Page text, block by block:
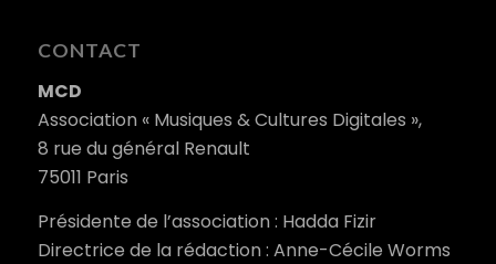
CONTACT
MCD
Association « Musiques & Cultures Digitales »,
8 rue du général Renault
75011 Paris
Présidente de l’association : Hadda Fizir
Directrice de la rédaction : Anne-Cécile Worms